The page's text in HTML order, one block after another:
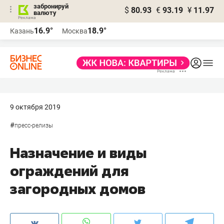
забронируй
валюту
$ 80.93 € 93.19 ¥ 11.97
Казань16.9° Москва18.9°
9 октября 2019
#пресс-релизы
Назначение и виды
ограждений для
загородных домов